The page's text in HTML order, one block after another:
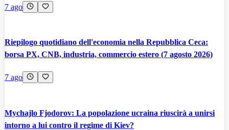
7 ago
Riepilogo quotidiano dell'economia nella Repubblica Ceca:
borsa PX, CNB, industria, commercio estero (7 agosto 2026)
7 ago
Mychajlo Fjodorov: La popolazione ucraina riuscirà a unirsi
intorno a lui contro il regime di Kiev?